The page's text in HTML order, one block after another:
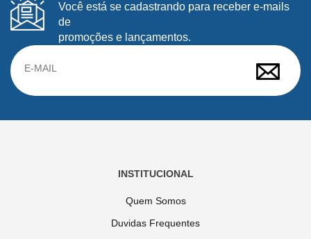
Você está se cadastrando para receber e-mails
de
promoções e lançamentos.
INSTITUCIONAL
Quem Somos
Duvidas Frequentes